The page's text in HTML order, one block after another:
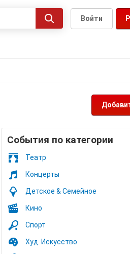
Войти
Cобытия по категории
Театр
Концерты
Детское & Семейное
Кино
Спорт
Худ. Искусство